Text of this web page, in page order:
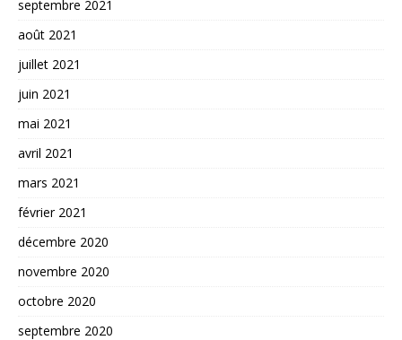
septembre 2021
août 2021
juillet 2021
juin 2021
mai 2021
avril 2021
mars 2021
février 2021
décembre 2020
novembre 2020
octobre 2020
septembre 2020